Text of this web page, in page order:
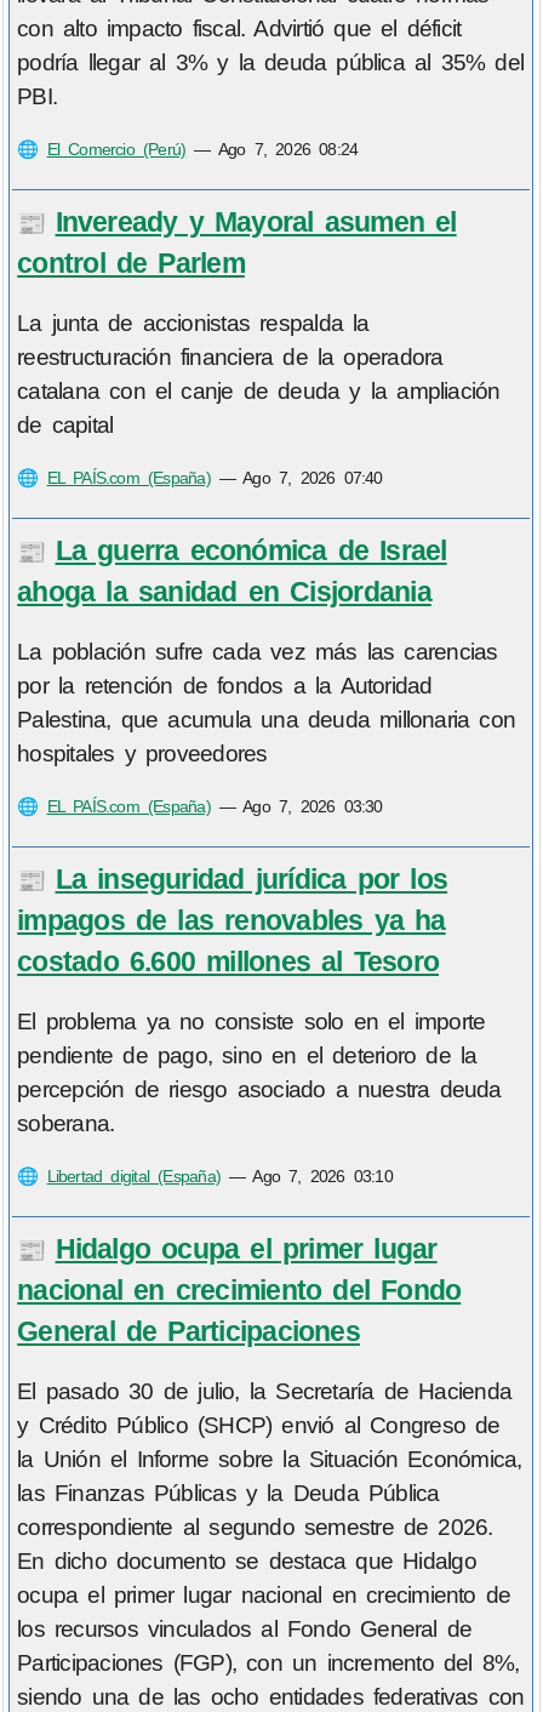
con alto impacto fiscal. Advirtió que el déficit
podría llegar al 3% y la deuda pública al 35% del
PBI.
🌐 El Comercio (Perú) — Ago 7, 2026 08:24
📰 Inveready y Mayoral asumen el
control de Parlem
La junta de accionistas respalda la
reestructuración financiera de la operadora
catalana con el canje de deuda y la ampliación
de capital
🌐 EL PAÍS.com (España)—Ago 7, 2026 07:40
📰 La guerra económica de Israel
ahoga la sanidad en Cisjordania
La población sufre cada vez más las carencias
por la retención de fondos a la Autoridad
Palestina, que acumula una deuda millonaria con
hospitales y proveedores
🌐 EL PAÍS.com (España)—Ago 7, 2026 03:30
📰 La inseguridad jurídica por los
impagos de las renovables ya ha
costado 6.600 millones al Tesoro
El problema ya no consiste solo en el importe
pendiente de pago, sino en el deterioro de la
percepción de riesgo asociado a nuestra deuda
soberana.
🌐 Libertad digital (España) —Ago 7, 2026 03:10
📰 Hidalgo ocupa el primer lugar
nacional en crecimiento del Fondo
General de Participaciones
El pasado 30 de julio, la Secretaría de Hacienda
y Crédito Público (SHCP) envió al Congreso de
la Unión el Informe sobre la Situación Económica,
las Finanzas Públicas y la Deuda Pública
correspondiente al segundo semestre de 2026.
En dicho documento se destaca que Hidalgo
ocupa el primer lugar nacional en crecimiento de
los recursos vinculados al Fondo General de
Participaciones (FGP), con un incremento del 8%,
siendo una de las ocho entidades federativas con